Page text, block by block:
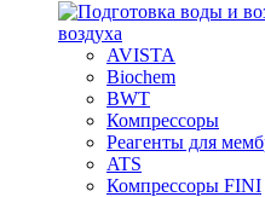
воздуха
AVISTA
Biochem
BWT
Компрессоры
Реагенты для
ATS
Компрессоры FINI